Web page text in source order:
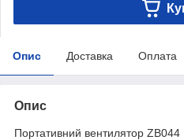
Опис Доставка Оплата
Опис
Портативний вентилятор ZB044